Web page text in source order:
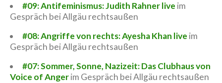
#09: Antifeminismus: Judith Rahner live im
Gespräch bei Allgäu rechtsaußen
#08: Angriffe von rechts: Ayesha Khan live im
Gespräch bei Allgäu rechtsaußen
#07: Sommer, Sonne, Nazizeit: Das Clubhaus von
Voice of Angerim Gespräch bei Allgäu rechtsaußen